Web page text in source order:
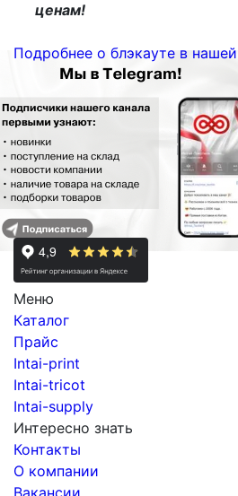
ценам!
Подробнее о блэкауте в
Меню
Каталог
Прайс
Intai-print
Intai-tricot
Intai-supply
Интересно знать
Контакты
О компании
Вакансии